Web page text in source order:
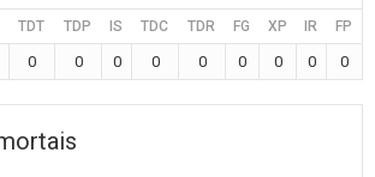
TDT TDP IS TDC TDR FG XP IR FP
0 0 0 0 0 0 0 0 0